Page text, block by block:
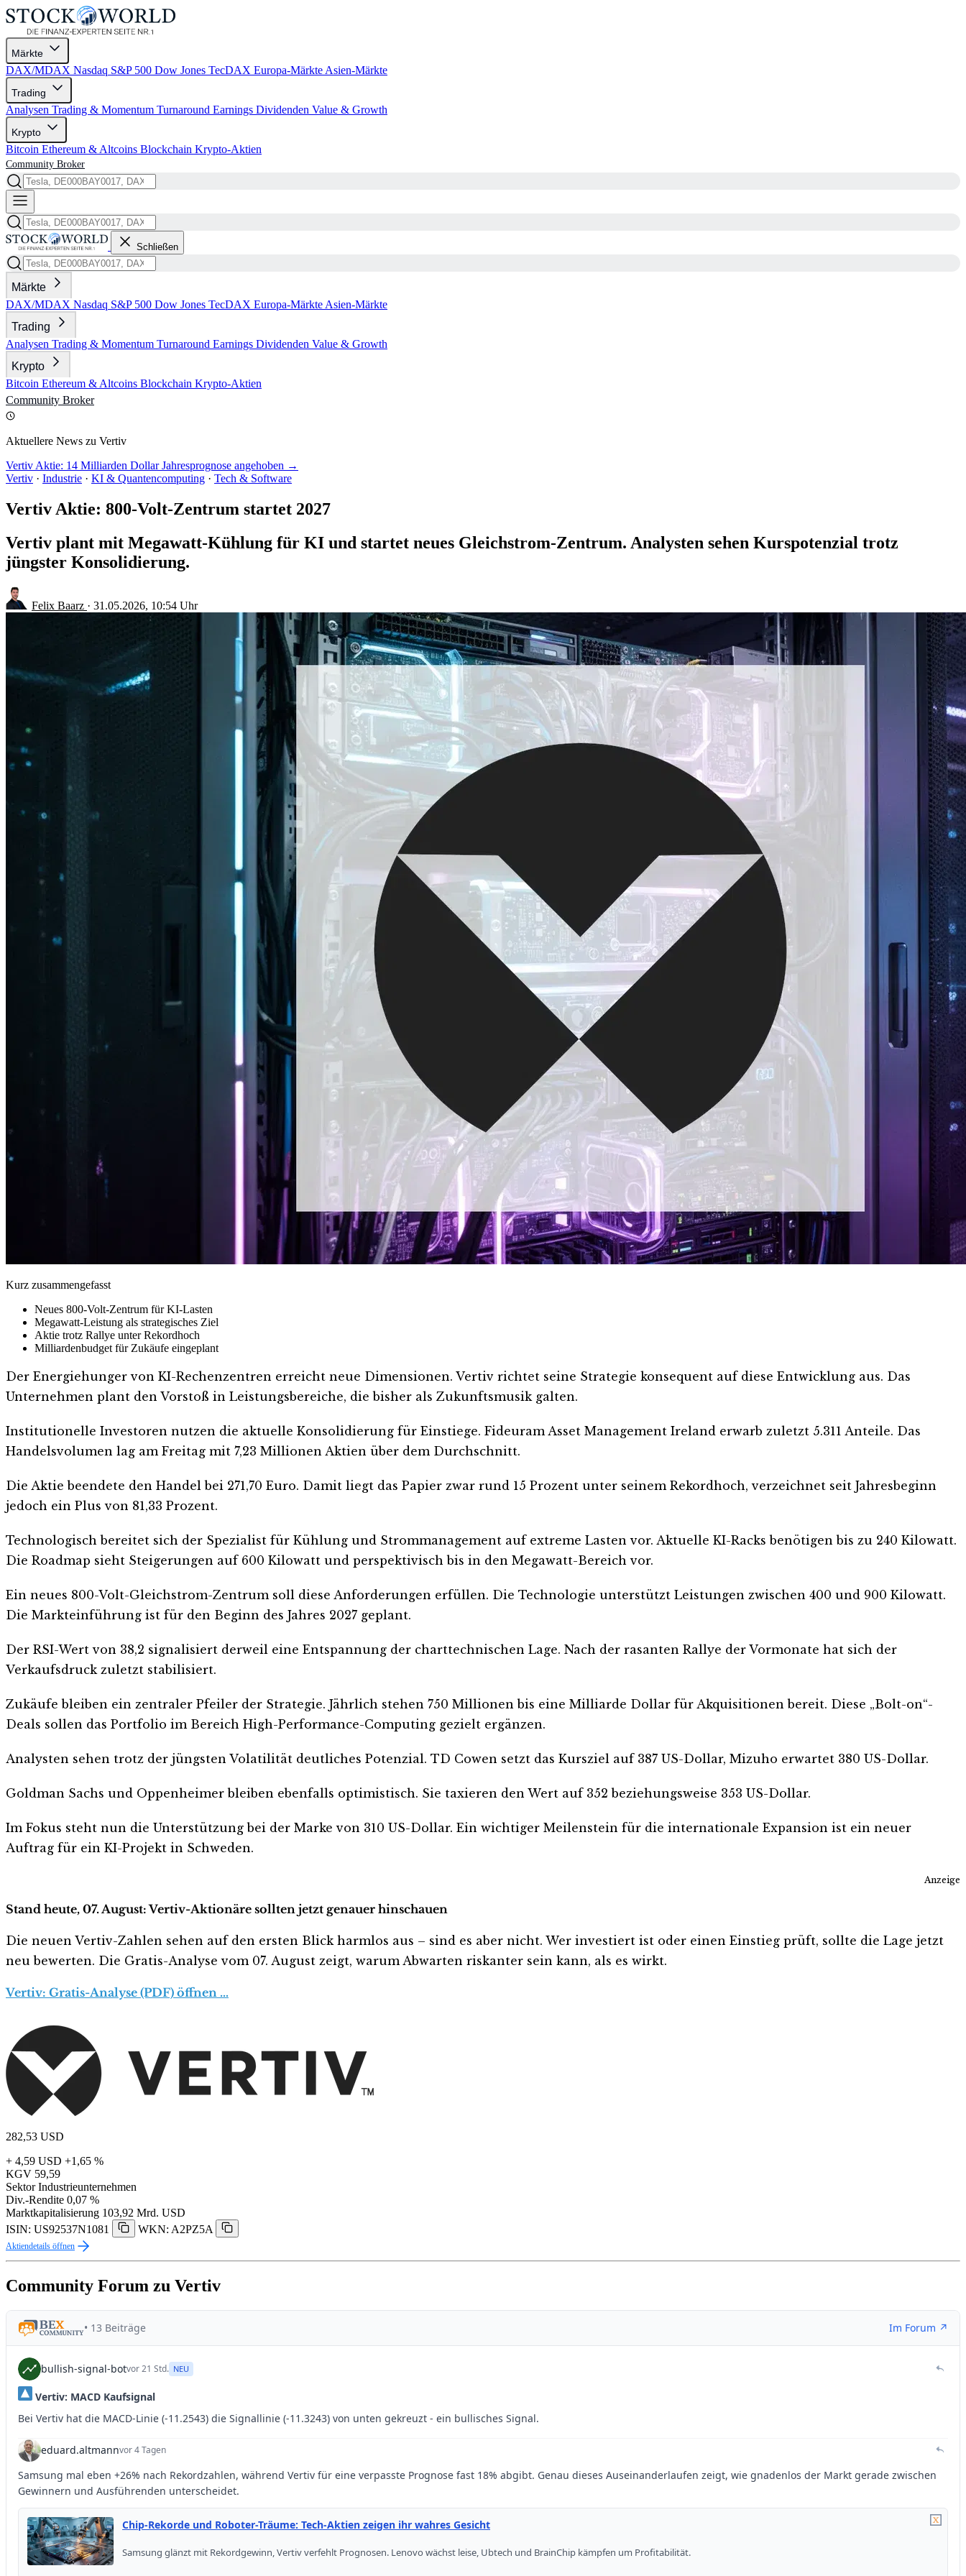
Märkte
DAX/MDAX Nasdaq S&P 500 Dow Jones TecDAX Europa-Märkte Asien-Märkte
Trading
Analysen Trading & Momentum Turnaround Earnings Dividenden Value & Growth
Krypto
Bitcoin Ethereum & Altcoins Blockchain Krypto-Aktien
Community Broker
Schließen
Märkte
DAX/MDAX Nasdaq S&P 500 Dow Jones TecDAX Europa-Märkte Asien-Märkte
Trading
Analysen Trading & Momentum Turnaround Earnings Dividenden Value & Growth
Krypto
Bitcoin Ethereum & Altcoins Blockchain Krypto-Aktien
Community Broker
Aktuellere News zu Vertiv
Vertiv Aktie: 14 Milliarden Dollar Jahresprognose angehoben →
Vertiv · Industrie · KI & Quantencomputing · Tech & Software
Vertiv Aktie: 800-Volt-Zentrum startet 2027
Vertiv plant mit Megawatt-Kühlung für KI und startet neues Gleichstrom-Zentrum. Analysten sehen Kurspotenzial trotz
jüngster Konsolidierung.
Felix Baarz · 31.05.2026, 10:54 Uhr
Kurz zusammengefasst
Neues 800-Volt-Zentrum für KI-Lasten
Megawatt-Leistung als strategisches Ziel
Aktie trotz Rallye unter Rekordhoch
Milliardenbudget für Zukäufe eingeplant
Der Energiehunger von KI-Rechenzentren erreicht neue Dimensionen. Vertiv richtet seine Strategie konsequent auf diese Entwicklung aus. Das
Unternehmen plant den Vorstoß in Leistungsbereiche, die bisher als Zukunftsmusik galten.
Institutionelle Investoren nutzen die aktuelle Konsolidierung für Einstiege. Fideuram Asset Management Ireland erwarb zuletzt 5.311 Anteile. Das
Handelsvolumen lag am Freitag mit 7,23 Millionen Aktien über dem Durchschnitt.
Die Aktie beendete den Handel bei 271,70 Euro. Damit liegt das Papier zwar rund 15 Prozent unter seinem Rekordhoch, verzeichnet seit Jahresbeginn
jedoch ein Plus von 81,33 Prozent.
Technologisch bereitet sich der Spezialist für Kühlung und Strommanagement auf extreme Lasten vor. Aktuelle KI-Racks benötigen bis zu 240 Kilowatt.
Die Roadmap sieht Steigerungen auf 600 Kilowatt und perspektivisch bis in den Megawatt-Bereich vor.
Ein neues 800-Volt-Gleichstrom-Zentrum soll diese Anforderungen erfüllen. Die Technologie unterstützt Leistungen zwischen 400 und 900 Kilowatt.
Die Markteinführung ist für den Beginn des Jahres 2027 geplant.
Der RSI-Wert von 38,2 signalisiert derweil eine Entspannung der charttechnischen Lage. Nach der rasanten Rallye der Vormonate hat sich der
Verkaufsdruck zuletzt stabilisiert.
Zukäufe bleiben ein zentraler Pfeiler der Strategie. Jährlich stehen 750 Millionen bis eine Milliarde Dollar für Akquisitionen bereit. Diese „Bolt-on“-
Deals sollen das Portfolio im Bereich High-Performance-Computing gezielt ergänzen.
Analysten sehen trotz der jüngsten Volatilität deutliches Potenzial. TD Cowen setzt das Kursziel auf 387 US-Dollar, Mizuho erwartet 380 US-Dollar.
Goldman Sachs und Oppenheimer bleiben ebenfalls optimistisch. Sie taxieren den Wert auf 352 beziehungsweise 353 US-Dollar.
Im Fokus steht nun die Unterstützung bei der Marke von 310 US-Dollar. Ein wichtiger Meilenstein für die internationale Expansion ist ein neuer
Auftrag für ein KI-Projekt in Schweden.
Anzeige
Stand heute, 07. August: Vertiv-Aktionäre sollten jetzt genauer hinschauen
Die neuen Vertiv-Zahlen sehen auf den ersten Blick harmlos aus – sind es aber nicht. Wer investiert ist oder einen Einstieg prüft, sollte die Lage jetzt
neu bewerten. Die Gratis-Analyse vom 07. August zeigt, warum Abwarten riskanter sein kann, als es wirkt.
Vertiv: Gratis-Analyse (PDF) öffnen …
282,53 USD
+ 4,59 USD +1,65 %
KGV 59,59
Sektor Industrieunternehmen
Div.-Rendite 0,07 %
Marktkapitalisierung 103,92 Mrd. USD
ISIN: US92537N1081
WKN: A2PZ5A
Aktiendetails öffnen
Community Forum zu Vertiv